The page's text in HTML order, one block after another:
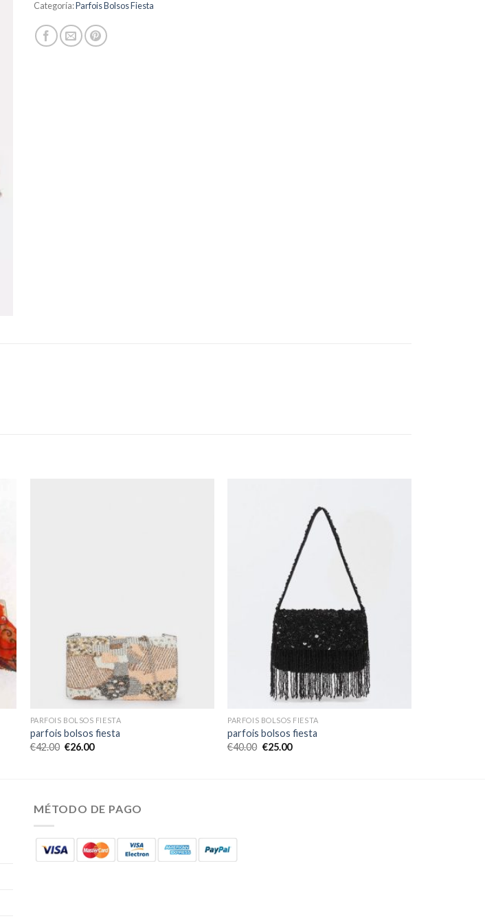
Categoría:Parfois Bolsos Fiesta
PARFOIS BOLSOS FIESTA
parfois bolsos fiesta
€42.00 €26.00
PARFOIS BOLSOS FIESTA
parfois bolsos fiesta
€40.00 €25.00
MÉTODO DE PAGO